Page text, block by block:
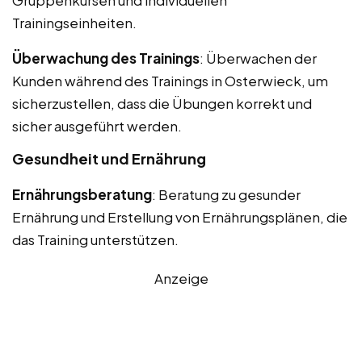
Trainingseinheiten.
Überwachung des Trainings: Überwachen der
Kunden während des Trainings in Osterwieck, um
sicherzustellen, dass die Übungen korrekt und
sicher ausgeführt werden.
Gesundheit und Ernährung
Ernährungsberatung: Beratung zu gesunder
Ernährung und Erstellung von Ernährungsplänen, die
das Training unterstützen.
Anzeige